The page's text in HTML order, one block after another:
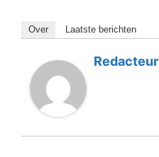
Over Laatste berichten
Redacteur